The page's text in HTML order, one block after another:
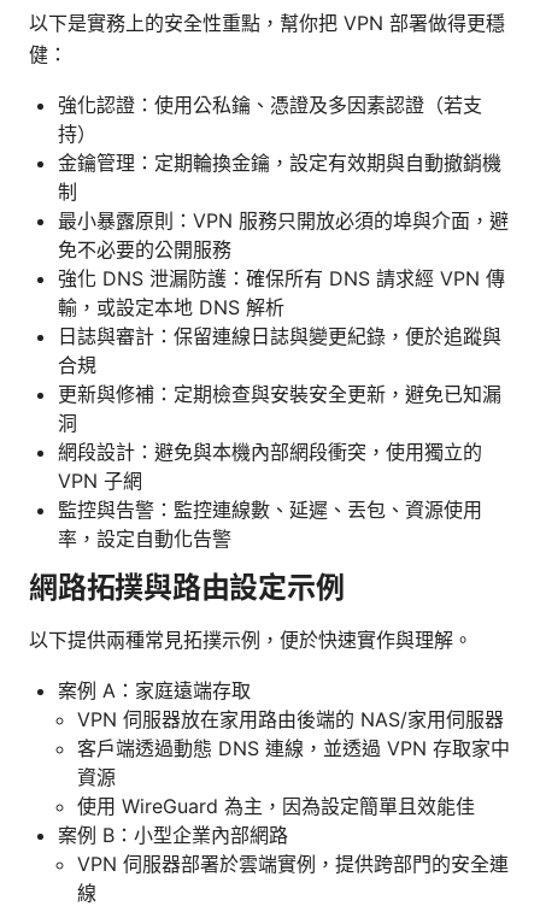
以下是實務上的安全性重點，幫你把 VPN 部署做得更穩
健：
強化認證：使用公私鑰、憑證及多因素認證（若支
持）
金鑰管理：定期輪換金鑰，設定有效期與自動撤銷機
制
最小暴露原則：VPN 服務只開放必須的埠與介面，避
免不必要的公開服務
強化 DNS 泄漏防護：確保所有 DNS 請求經 VPN 傳
輸，或設定本地 DNS 解析
日誌與審計：保留連線日誌與變更紀錄，便於追蹤與
合規
更新與修補：定期檢查與安裝安全更新，避免已知漏
洞
網段設計：避免與本機內部網段衝突，使用獨立的
VPN 子網
監控與告警：監控連線數、延遲、丟包、資源使用
率，設定自動化告警
網路拓撲與路由設定示例
以下提供兩種常見拓撲示例，便於快速實作與理解。
案例 A：家庭遠端存取
VPN 伺服器放在家用路由後端的 NAS/家用伺服器
客戶端透過動態 DNS 連線，並透過 VPN 存取家中
資源
使用 WireGuard 為主，因為設定簡單且效能佳
案例 B：小型企業內部網路
VPN 伺服器部署於雲端實例，提供跨部門的安全連
線